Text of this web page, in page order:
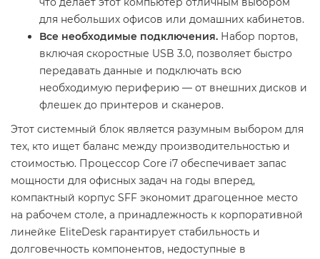
для небольших офисов или домашних кабинетов.
Все необходимые подключения. Набор портов,
включая скоростные USB 3.0, позволяет быстро
передавать данные и подключать всю
необходимую периферию — от внешних дисков и
флешек до принтеров и сканеров.
Этот системный блок является разумным выбором для
тех, кто ищет баланс между производительностью и
стоимостью. Процессор Core i7 обеспечивает запас
мощности для офисных задач на годы вперед,
компактный корпус SFF экономит драгоценное место
на рабочем столе, а принадлежность к корпоративной
линейке EliteDesk гарантирует стабильность и
долговечность компонентов, недоступные в